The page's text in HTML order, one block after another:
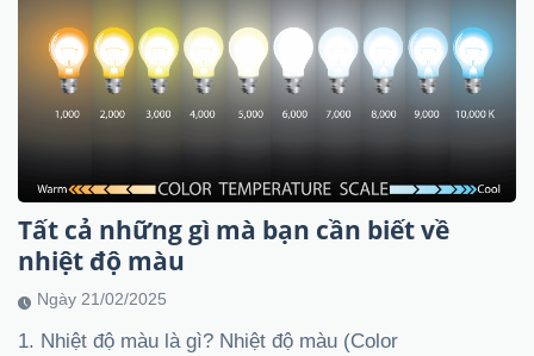
Tất cả những gì mà bạn cần biết về
nhiệt độ màu
Ngày 21/02/2025
1. Nhiệt độ màu là gì? Nhiệt độ màu (Color